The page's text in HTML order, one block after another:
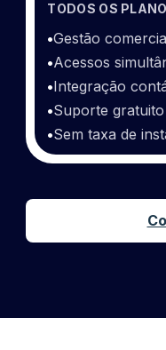
TODOS OS
•Gestão
•Acessos
•Integração
•Suporte gratuito
•Sem taxa de